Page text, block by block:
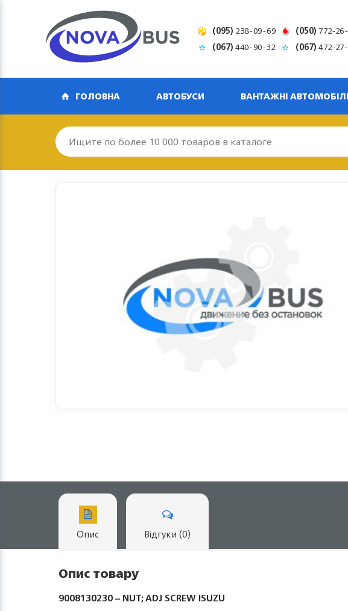
(095) 238-09-69 (050) 772-
(067)440-90-32 (067)472-
ГОЛОВНА АВТОБУСИ ВАНТАЖНІ АВТОМОБІЛІ
Опис Відгуки (0)
Опис товару
9008130230 – NUT; ADJ SCREW ISUZU